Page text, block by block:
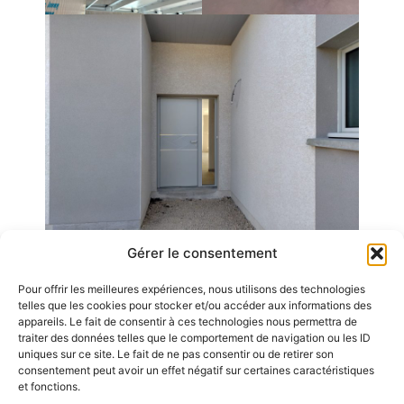
Gérer le consentement
Pour offrir les meilleures expériences, nous utilisons des technologies
telles que les cookies pour stocker et/ou accéder aux informations des
appareils. Le fait de consentir à ces technologies nous permettra de
traiter des données telles que le comportement de navigation ou les ID
uniques sur ce site. Le fait de ne pas consentir ou de retirer son
consentement peut avoir un effet négatif sur certaines caractéristiques
et fonctions.
Emplois
Contact / Accès
Mentions légalesGDL Construction